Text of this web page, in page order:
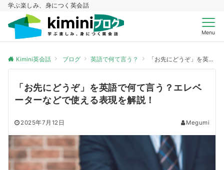
学ぶ楽しみ、身につく英会話
Menu
Kimini英会話 ブログ 英語で何て言う？ 「お先にどうぞ」を英語で何て言う？エレベーターなどで使える表現を解説！
「お先にどうぞ」を英語で何て言う？エレベ
ーターなどで使える表現を解説！
2025年7月12日 Megumi